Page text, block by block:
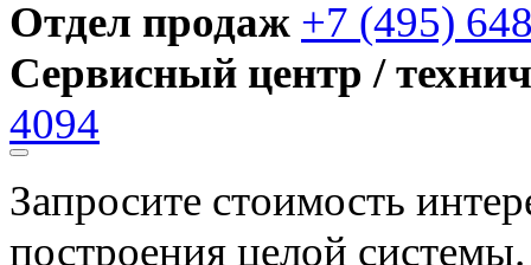
Отдел продаж +7 (495)
Сервисный центр /
4094
Запросите стоимость
построения целой